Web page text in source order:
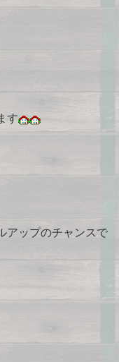
す
アップのチャンスで